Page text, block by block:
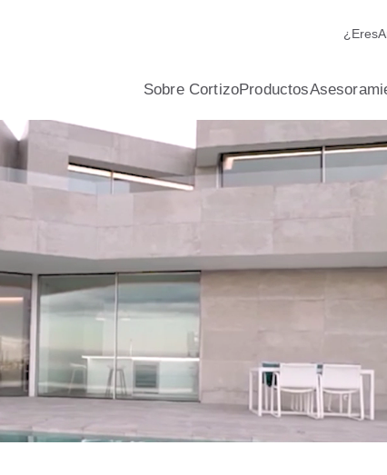
con asesoramiento profesional, calculadora
¿Eres
Sobre CortizoProductos